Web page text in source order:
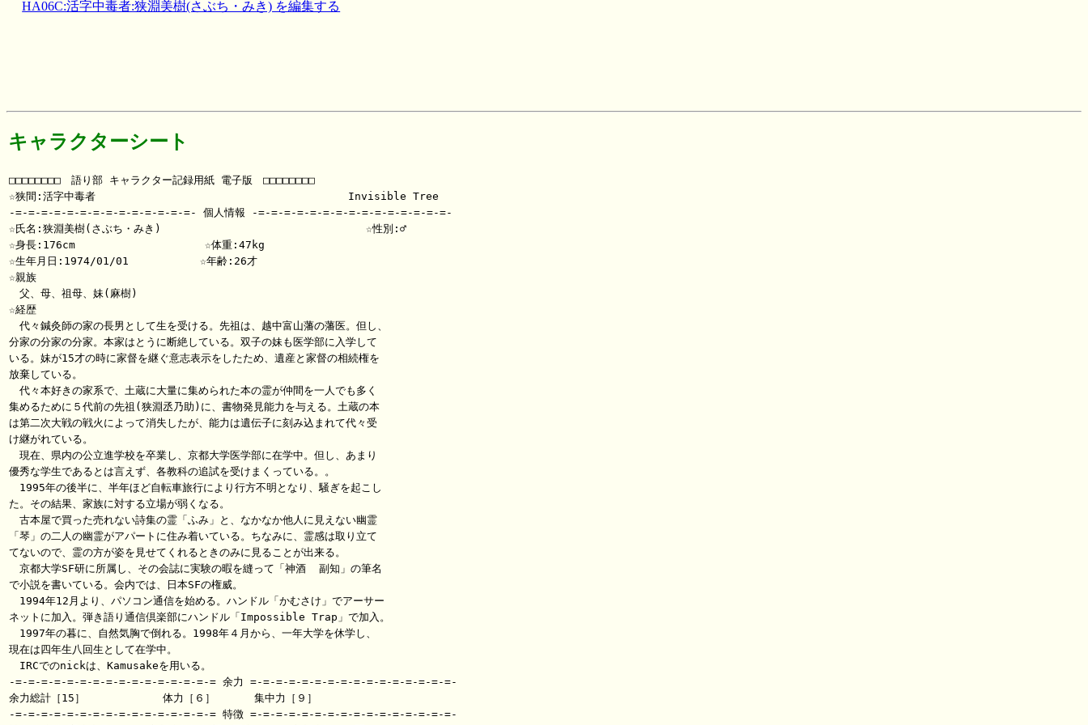
HA06C:活字中毒者:狭淵美樹(さぶち・みき) を編集する
キャラクターシート
□□□□□□□□　語り部 キャラクター記録用紙 電子版　□□□□□□□□
☆狭間:活字中毒者                                       Invisible Tree
-=-=-=-=-=-=-=-=-=-=-=-=-=-=- 個人情報 -=-=-=-=-=-=-=-=-=-=-=-=-=-=-=-
☆氏名:狭淵美樹(さぶち・みき)                              　☆性別:♂
☆身長:176cm                    ☆体重:47kg
☆生年月日:1974/01/01           ☆年齢:26才
☆親族
父、母、祖母、妹(麻樹)
☆経歴
代々鍼灸師の家の長男として生を受ける。先祖は、越中富山藩の藩医。但し、
分家の分家の分家。本家はとうに断絶している。双子の妹も医学部に入学して
いる。妹が15才の時に家督を継ぐ意志表示をしたため、遺産と家督の相続権を
放棄している。
代々本好きの家系で、土蔵に大量に集められた本の霊が仲間を一人でも多く
集めるために５代前の先祖(狭淵丞乃助)に、書物発見能力を与える。土蔵の本
は第二次大戦の戦火によって消失したが、能力は遺伝子に刻み込まれて代々受
け継がれている。
現在、県内の公立進学校を卒業し、京都大学医学部に在学中。但し、あまり
優秀な学生であるとは言えず、各教科の追試を受けまくっている。。
1995年の後半に、半年ほど自転車旅行により行方不明となり、騒ぎを起こし
た。その結果、家族に対する立場が弱くなる。
古本屋で買った売れない詩集の霊「ふみ」と、なかなか他人に見えない幽霊
「琴」の二人の幽霊がアパートに住み着いている。ちなみに、霊感は取り立て
てないので、霊の方が姿を見せてくれるときのみに見ることが出来る。
京都大学SF研に所属し、その会誌に実験の暇を縫って「神酒  副知」の筆名
で小説を書いている。会内では、日本SFの権威。
1994年12月より、パソコン通信を始める。ハンドル「かむさけ」でアーサー
ネットに加入。弾き語り通信倶楽部にハンドル「Impossible Trap」で加入。
1997年の暮に、自然気胸で倒れる。1998年４月から、一年大学を休学し、
現在は四年生八回生として在学中。
IRCでのnickは、Kamusakeを用いる。
-=-=-=-=-=-=-=-=-=-=-=-=-=-=-=-= 余力 =-=-=-=-=-=-=-=-=-=-=-=-=-=-=-=-
余力総計［15］            体力［６］      集中力［９］
-=-=-=-=-=-=-=-=-=-=-=-=-=-=-=-= 特徴 =-=-=-=-=-=-=-=-=-=-=-=-=-=-=-=-